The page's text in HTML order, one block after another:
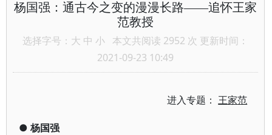
杨国强：通古今之变的漫漫长路——追怀王家
范教授
选择字号： 大 中 小 本文共阅读 2952 次 更新时间：
2021-09-23 10:49
进入专题：王家范
● 杨国强